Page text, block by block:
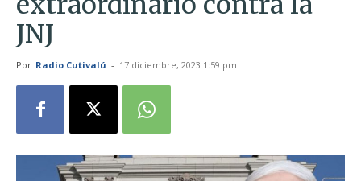
JNJ
Por Radio Cutivalú - 17 diciembre, 2023 1:59 pm